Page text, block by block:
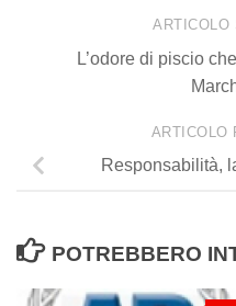
ARTICOLO
L’odore di piscio
ARTICOLO
Responsabilità,
POTREBBERO